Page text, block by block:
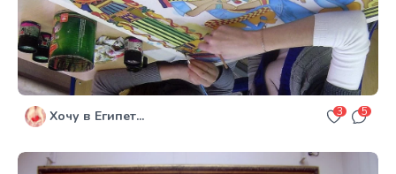
Хочу в Египет... 3 5